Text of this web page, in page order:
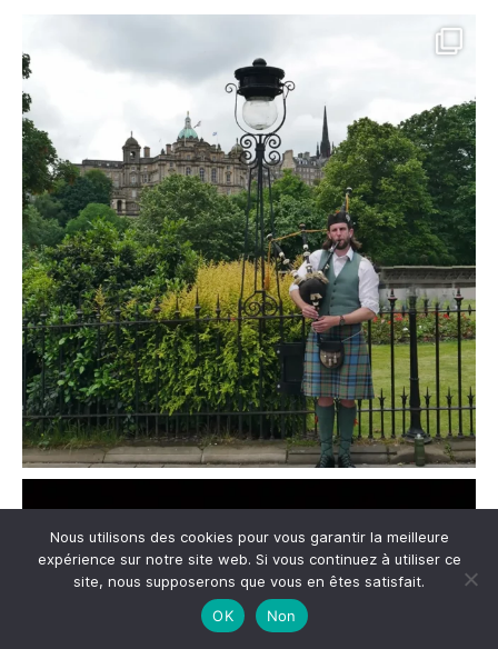
Nous utilisons des cookies pour vous garantir la meilleure
expérience sur notre site web. Si vous continuez à utiliser ce
site, nous supposerons que vous en êtes satisfait.
OK
Non